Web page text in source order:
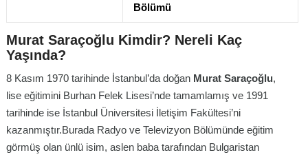
Bölümü
Murat Saraçoğlu Kimdir? Nereli Kaç
Yaşında?
8 Kasım 1970 tarihinde İstanbul’da doğan Murat Saraçoğlu,
lise eğitimini Burhan Felek Lisesi’nde tamamlamış ve 1991
tarihinde ise İstanbul Üniversitesi İletişim Fakültesi’ni
kazanmıştır.Burada Radyo ve Televizyon Bölümünde eğitim
görmüş olan ünlü isim, aslen baba tarafından Bulgaristan